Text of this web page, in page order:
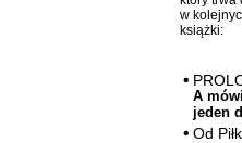
w
książki:
A
jeden
Od